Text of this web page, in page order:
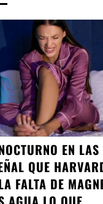
EN LAS
QUE
FALTA DE